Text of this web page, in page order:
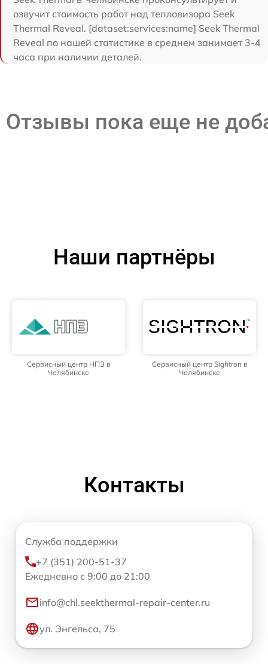
озвучит стоимость работ над тепловизора Seek
Thermal Reveal. [dataset:services:name] Seek Thermal
Reveal по нашей статистике в среднем занимает 3-4
часа при наличии деталей.
Отзывы пока еще не
Наши партнёры
Сервисный центр НПЗ в
Челябинске
Сервисный центр Sightron в
Челябинске
Контакты
Служба поддержки
+7 (351) 200-51-37
Ежедневно с 9:00 до 21:00
info@chl.seekthermal-repair-center.ru
ул. Энгельса, 75